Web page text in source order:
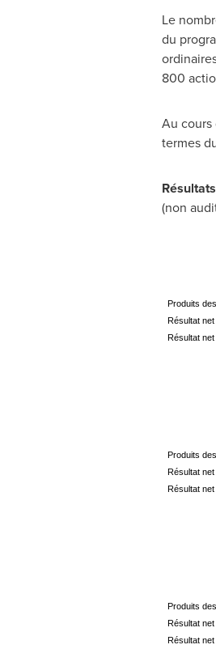
Le
du
800
Au
termes
(non
Produits
Résultat net
Résultat
de
Produits
Résultat net
Résultat
de
Produits
Résultat net
Résultat